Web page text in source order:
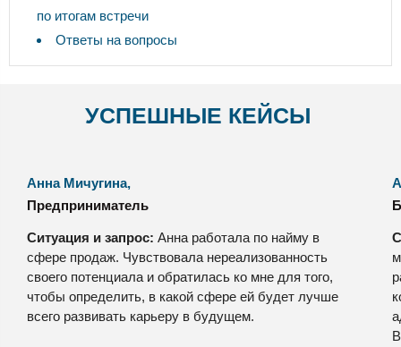
по итогам встречи
Ответы на вопросы
УСПЕШНЫЕ КЕЙСЫ
Анна Мичугина,
Предприниматель
Ситуация и запрос: Анна работала по найму в
сфере продаж. Чувствовала нереализованность
своего потенциала и обратилась ко мне для того,
чтобы определить, в какой сфере ей будет лучше
всего развивать карьеру в будущем.